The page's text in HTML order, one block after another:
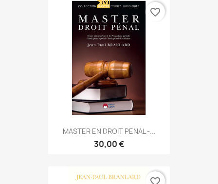
MASTER EN DROIT PENAL -...
30,00 €
favorite_border
favorite_border